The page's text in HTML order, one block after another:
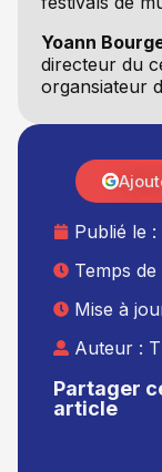
Yoann
directeur du
organsiateur
Partager
article
Publié le :
Temps
Mise à
Auteur :